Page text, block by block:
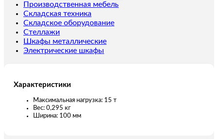
кг
(оранжевый)
Производственная мебель
Складская техника
Складское оборудование
Стеллажи
Шкафы металлические
Электрические шкафы
Характеристики
Максимальная нагрузка: 15 т
Вес: 0,295 кг
Ширина: 100 мм